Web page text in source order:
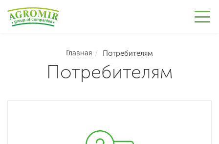
Главная Потребителям
Потребителям